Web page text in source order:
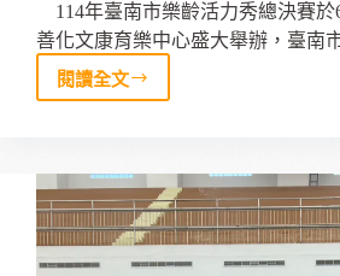
114年臺南市樂齡活力秀總決賽於
善化文康育樂中心盛大舉辦，臺南
閱讀全文
114
市
樂
齡